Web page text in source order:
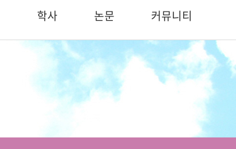
행정부서 안내
찾아오시는길
묻고답하기
합격자조회/고지서출력
입학원서접수
교육대학원
교육학석사
학사
휴·복학 안내
논문
연구윤리자료실
커뮤니티
청빙게시판